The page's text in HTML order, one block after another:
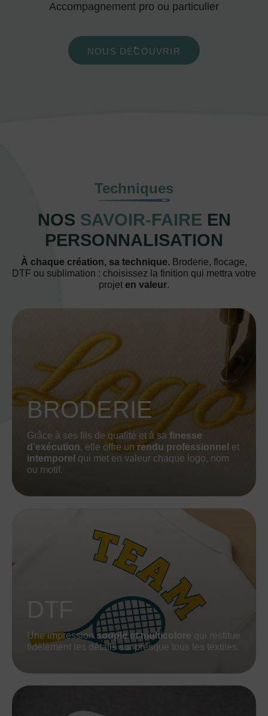
Accompagnement pro ou particulier
NOUS DÉCOUVRIR
Techniques
NOS SAVOIR-FAIRE EN
PERSONNALISATION
À chaque création, sa technique. Broderie, flocage,
DTF ou sublimation : choisissez la finition qui mettra votre
projet en valeur.
BRODERIE
Grâce à ses fils de qualité et à sa finesse
d’exécution, elle offre un rendu professionnel et
intemporel qui met en valeur chaque logo, nom
ou motif.
DTF
Une impressionsouple et multicolore qui restitue
fidèlement les détails sur presque tous les textiles.